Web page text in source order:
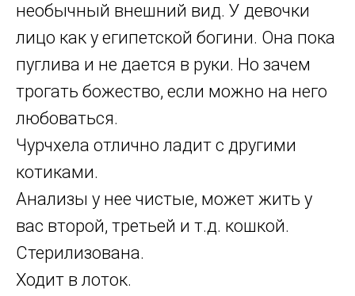
необычный внешний вид. У девочки
лицо как у египетской богини. Она пока
пуглива и не дается в руки. Но зачем
трогать божество, если можно на него
любоваться.
Чурчхела отлично ладит с другими
котиками.
Анализы у нее чистые, может жить у
вас второй, третьей и т.д. кошкой.
Стерилизована.
Ходит в лоток.